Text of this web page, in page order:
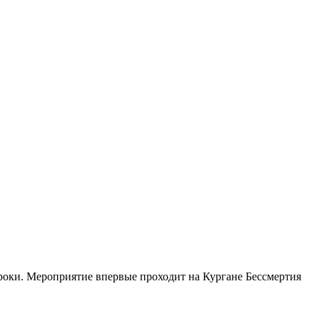
Мероприятие впервые проходит на Кургане Бессмертия